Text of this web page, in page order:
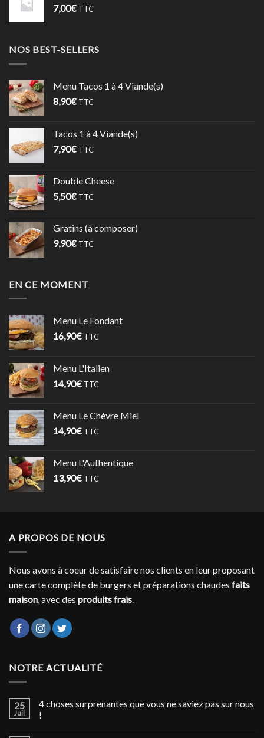
7,00€ TTC
NOS BEST-SELLERS
Menu Tacos 1 à 4 Viande(s)
8,90€ TTC
Tacos 1 à 4 Viande(s)
7,90€ TTC
Double Cheese
5,50€ TTC
Gratins (à composer)
9,90€ TTC
EN CE MOMENT
Menu Le Fondant
16,90€ TTC
Menu L'Italien
14,90€ TTC
Menu Le Chèvre Miel
14,90€ TTC
Menu L'Authentique
13,90€ TTC
A PROPOS DE NOUS
Nous avons à coeur de satisfaire nos clients en leur proposant
une carte complète de burgers et préparations chaudes faits
maison , avec des produits frais
NOTRE ACTUALITÉ
25
Juil
4 choses surprenantes que vous ne saviez pas sur nous
!